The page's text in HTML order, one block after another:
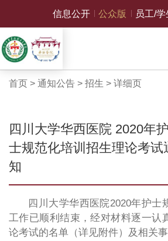
信息公开 公众版 员工/学
首页 > 通知公告> 招生 > 详细页
四川大学华西医院 2020年护
士规范化培训招生理论考试
知
四川大学华西医院2020年护士
工作已顺利结束，经对材料逐一认
论考试的名单（详见附件）及相关